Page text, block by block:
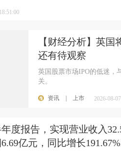
【财经分析】英
还有待观察
英国股票市场IPO的低迷，
关。
资讯 上市 2026-08-
度报告，实现营业收入
亿元，同比增长